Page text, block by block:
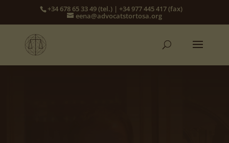
+34 678 65 33 49 (tel.) | +34 977 445 417 (fax)
eena@advocatstortosa.org